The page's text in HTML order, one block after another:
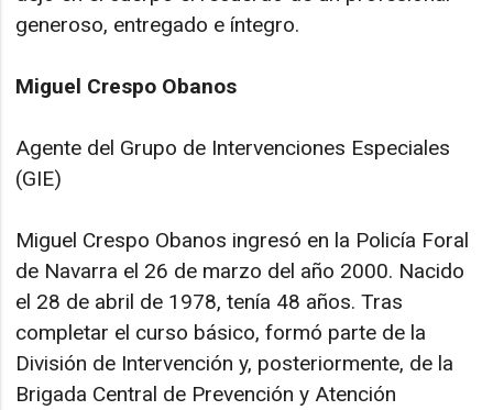
generoso, entregado e íntegro.
Miguel Crespo Obanos
Agente del Grupo de Intervenciones Especiales
(GIE)
Miguel Crespo Obanos ingresó en la Policía Foral
de Navarra el 26 de marzo del año 2000. Nacido
el 28 de abril de 1978, tenía 48 años. Tras
completar el curso básico, formó parte de la
División de Intervención y, posteriormente, de la
Brigada Central de Prevención y Atención